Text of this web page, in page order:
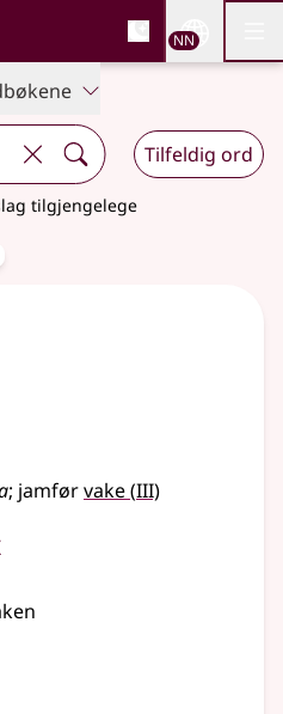
og
NN
Tilfeldig ord
tilgjengelege
; jamførvake(3
III)